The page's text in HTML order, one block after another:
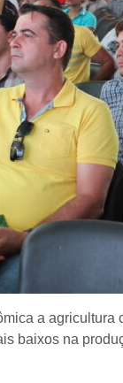
a
baixos na